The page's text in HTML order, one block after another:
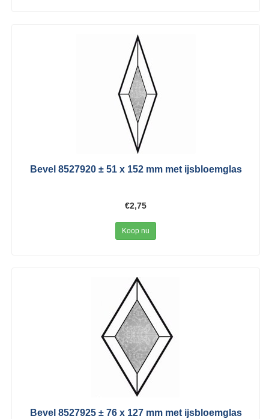
Bevel 8527920 ± 51 x 152 mm met ijsbloemglas
€2,75
Koop nu
Bevel 8527925 ± 76 x 127 mm met ijsbloemglas